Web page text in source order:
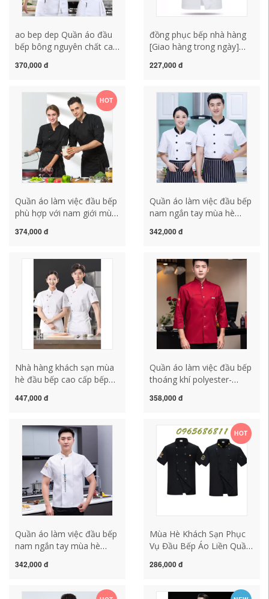
ao bep dep Quần áo đầu
bếp bông nguyên chất cao
nam nhà hàng phục vụ
quần áo làm việc đầu bếp
ngắn tay ao bep mẫu áo
370,000 đ
đồng phục bếp nhà hàng
[Giao hàng trong ngày]
ngắn tay mùa hè quần áo
sau khi ăn quần áo nhà
bếp quần bếp
227,000 đ
HOT
Quần áo làm việc đầu bếp
phù hợp với nam giới mùa
tư tay áo xu hướng nhà
bánh nướng bánh ngọt
quần áo làm việc đầu bếp
phụ nữ đồng phục bếp
trưởng áo bếp nam đẹp
374,000 đ
Quần áo làm việc đầu bếp
nam ngắn tay mùa hè
bếp tình yêu Quần áo đầu
bếp đơn ngực đồng phục
bếp đẹp áo bếp
342,000 đ
Nhà hàng khách sạn mùa
hè đầu bếp cao cấp bếp
nam ngắn tay thoáng khí
áo ngắn tay áo bếp đồng
phục bếp đẹp
447,000 đ
Quần áo làm việc đầu bếp
thoáng khí polyester-
nam mùa thu nhà hàng
bếp làm bánh quần áo đầu
bếp đồng phục đầu bếp
may sẵn áo bếp may sẵn
358,000 đ
Quần áo làm việc đầu bếp
nam ngắn tay mùa hè
hàng căng tin quần áo nhà
nữ dong phuc dau bep ao
342,000 đ
HOT
Mùa Hè Khách Sạn Phục
Vụ Đầu Bếp Áo Liền Quần
Thoáng Khí Phần Mỏng
Áo Nhà Bếp Tùy Chỉnh Nữ
286,000 đ